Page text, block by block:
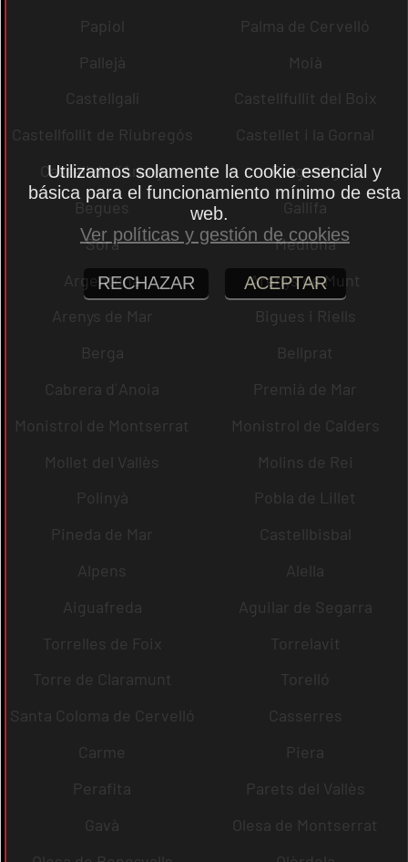
Papiol
Palma de Cervelló
Pallejà
Moià
Castellgalí
Castellfullit del Boix
Castellfollit de Riubregós
Castellet i la Gornal
Castell de l´Areny
Puig-reig
Begues
Gallifa
Sora
Mediona
Argentona
Arenys de Munt
Arenys de Mar
Bigues i Riells
Berga
Bellprat
Cabrera d´Anoia
Premià de Mar
Monistrol de Montserrat
Monistrol de Calders
Mollet del Vallès
Molins de Rei
Polinyà
Pobla de Lillet
Pineda de Mar
Castellbisbal
Alpens
Alella
Aiguafreda
Aguilar de Segarra
Torrelles de Foix
Torrelavit
Torre de Claramunt
Torelló
Santa Coloma de Cervelló
Casserres
Carme
Piera
Perafita
Parets del Vallès
Gavà
Olesa de Montserrat
Utilizamos solamente la cookie esencial y
básica para el funcionamiento mínimo de esta
web.
Ver políticas y gestión de cookies
RECHAZAR ACEPTAR